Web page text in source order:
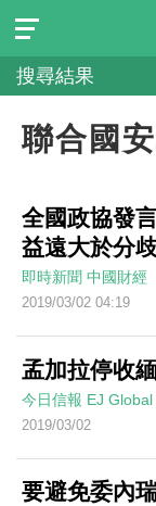
搜尋結果
聯合國
全國政協發
益遠大於分
即時新聞 中國財經
2019/03/02 04:19
孟加拉停收
今日信報 EJ Global
2019/03/02
要避免委內